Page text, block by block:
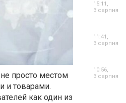
просто местом
и товарами.
как один из
15:11,
3 серпня
11:41,
3 серпня
10:56,
3 серпня